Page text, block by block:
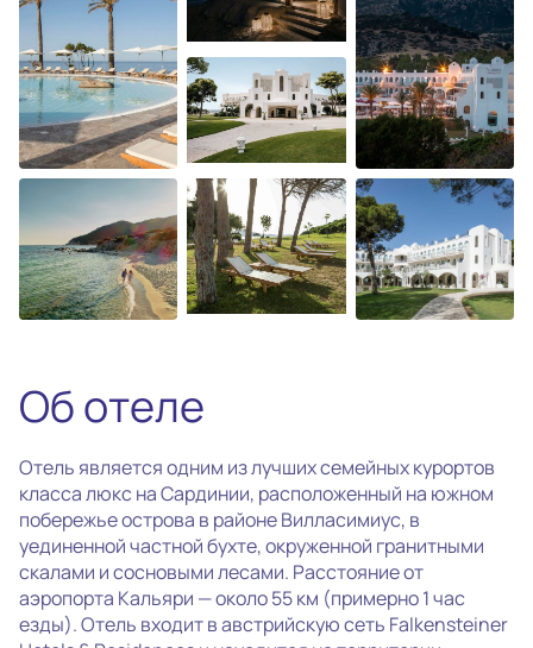
photo_camera
Все фотографии
(28)
Об отеле
Отель является одним из лучших семейных курортов
класса люкс на Сардинии, расположенный на южном
побережье острова в районе Вилласимиус, в
уединенной частной бухте, окруженной гранитными
скалами и сосновыми лесами. Расстояние от
аэропорта Кальяри — около 55 км (примерно 1 час
езды). Отель входит в австрийскую сеть Falkensteiner